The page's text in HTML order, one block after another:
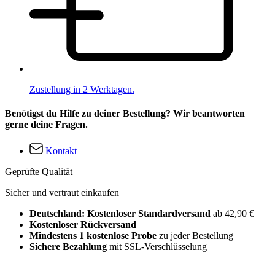
Zustellung in 2 Werktagen.
Benötigst du Hilfe zu deiner Bestellung? Wir beantworten
gerne deine Fragen.
Kontakt
Geprüfte Qualität
Sicher und vertraut einkaufen
Deutschland: Kostenloser Standardversand ab 42,90 €
Kostenloser Rückversand
Mindestens 1 kostenlose Probe zu jeder Bestellung
Sichere Bezahlung mit SSL-Verschlüsselung